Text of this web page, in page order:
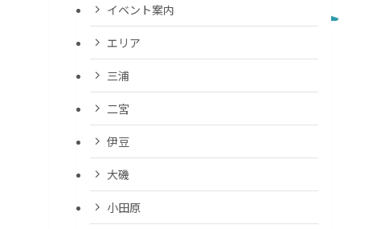
イベント案内
エリア
三浦
二宮
伊豆
大磯
小田原